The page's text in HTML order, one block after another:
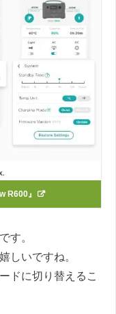
R600』
す。
しいですね。
ドに切り替えるこ